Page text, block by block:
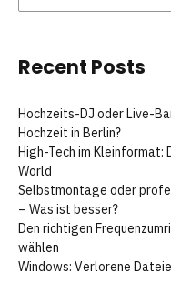
Recent Posts
Hochzeits-DJ oder Live-
Hochzeit in Berlin?
High-Tech im Kleinformat:
World
Selbstmontage oder
– Was ist besser?
Den richtigen
wählen
Windows: Verlorene